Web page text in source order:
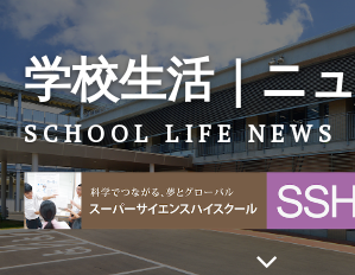
学校生活｜ニ
SCHOOL LIFE NEWS